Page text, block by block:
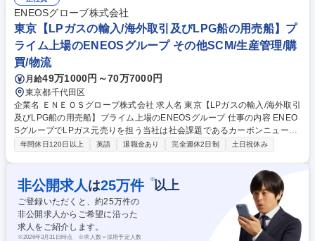
改革・全社横断の効率化推進 ★採用パンフレットも是非ご覧ください★
募集職種 ★機関士求む ※コンサル未経験歓迎【海運業界コンサルタン
ト】
ENEOSグローブ株式会社
東京【LPガスの輸入/海外取引及びLPG船の用売船】プ
ライム上場のENEOSグループ その他SCM/生産管理/購
買/物流
月給49万1000円～70万7000円
東京都千代田区
企業名 ＥＮＥＯＳグローブ株式会社 求人名 東京【LPガスの輸入/海外取引
及びLPG船の用売船】プライム上場のENEOSグループ 仕事の内容 ENEO
SグループでLPガス元売りを担う当社は社会課題であるカーボンニュート
ラルへの対応や新規事業分野にも挑戦しています。本ポジションではLPG
詳細】 LPGの積揚含むLPG船のオペレーションを通じ、適性に応じて以下
の業務に携わって頂きます。 ■チャータリング業務 ■船舶運賃市場での調
査、分析、折衝 ■LPG船の運航管理 ■LPGの輸入やトレーディング目的の
売買 ※将来的に海外拠点（シンガポール、ロンドン）での勤務の可能性も
あり 募集職種 東京【LPガスの輸入/海外取引及びLPG船の用売船】プライ
ム上場のENEOSグループ
年間休日120日以上 英語 退職金あり 完全週休2日制 土日祝休み
非公開求人 は25万件 ※以上
ご登録いただくと、約25万件の
非公開求人からご希望に沿った
求人をご紹介します。
※2026年3月31日時点 ※求人数＝採用予定人数